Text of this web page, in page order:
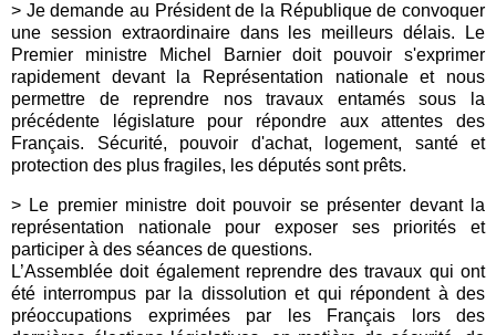
> Je demande au Président de la République de convoquer
une session extraordinaire dans les meilleurs délais. Le
Premier ministre Michel Barnier doit pouvoir s'exprimer
rapidement devant la Représentation nationale et nous
permettre de reprendre nos travaux entamés sous la
précédente législature pour répondre aux attentes des
Français. Sécurité, pouvoir d'achat, logement, santé et
protection des plus fragiles, les députés sont prêts.
> Le premier ministre doit pouvoir se présenter devant la
représentation nationale pour exposer ses priorités et
participer à des séances de questions.
L’Assemblée doit également reprendre des travaux qui ont
été interrompus par la dissolution et qui répondent à des
préoccupations exprimées par les Français lors des